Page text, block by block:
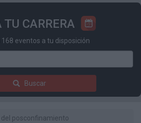
TU CARRERA
eventos a tu disposición
Buscar
del posconfinamiento